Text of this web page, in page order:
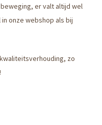
er valt altijd wel
onze webshop als bij
zo